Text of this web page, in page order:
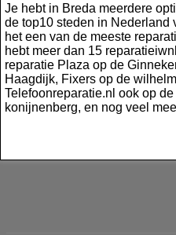
Je hebt in Breda meerdere
de top10 steden in Nederland
het een van de meeste
hebt meer dan 15
reparatie Plaza op de
Haagdijk, Fixers op de
Telefoonreparatie.nl ook op
konijnenberg, en nog veel